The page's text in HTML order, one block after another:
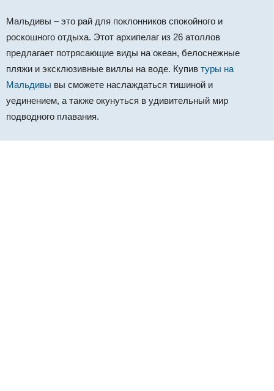
Мальдивы – это рай для поклонников спокойного и
роскошного отдыха. Этот архипелаг из 26 атоллов
предлагает потрясающие виды на океан, белоснежные
пляжи и эксклюзивные виллы на воде. Купив туры на
Мальдивы вы сможете наслаждаться тишиной и
уединением, а также окунуться в удивительный мир
подводного плавания.